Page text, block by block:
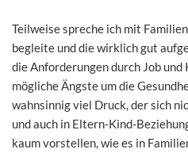
Teilweise spreche ich mit
begleite und die wirklich gut
die Anforderungen durch Job
mögliche Ängste um die
wahnsinnig viel Druck, der sich
und auch in Eltern-Kind-
kaum vorstellen, wie es in